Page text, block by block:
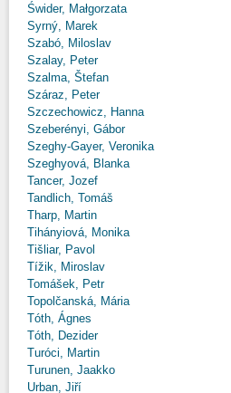
Świder, Małgorzata
Syrný, Marek
Szabó, Miloslav
Szalay, Peter
Szalma, Štefan
Száraz, Peter
Szczechowicz, Hanna
Szeberényi, Gábor
Szeghy-Gayer, Veronika
Szeghyová, Blanka
Tancer, Jozef
Tandlich, Tomáš
Tharp, Martin
Tihányiová, Monika
Tišliar, Pavol
Tížik, Miroslav
Tomášek, Petr
Topolčanská, Mária
Tóth, Ágnes
Tóth, Dezider
Turóci, Martin
Turunen, Jaakko
Urban, Jiří